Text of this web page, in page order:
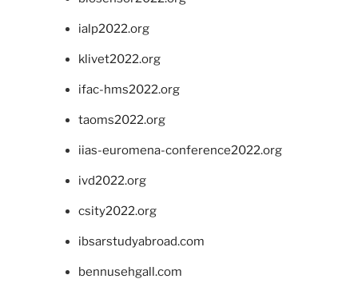
ialp2022.org
klivet2022.org
ifac-hms2022.org
taoms2022.org
iias-euromena-conference2022.org
ivd2022.org
csity2022.org
ibsarstudyabroad.com
bennusehgall.com